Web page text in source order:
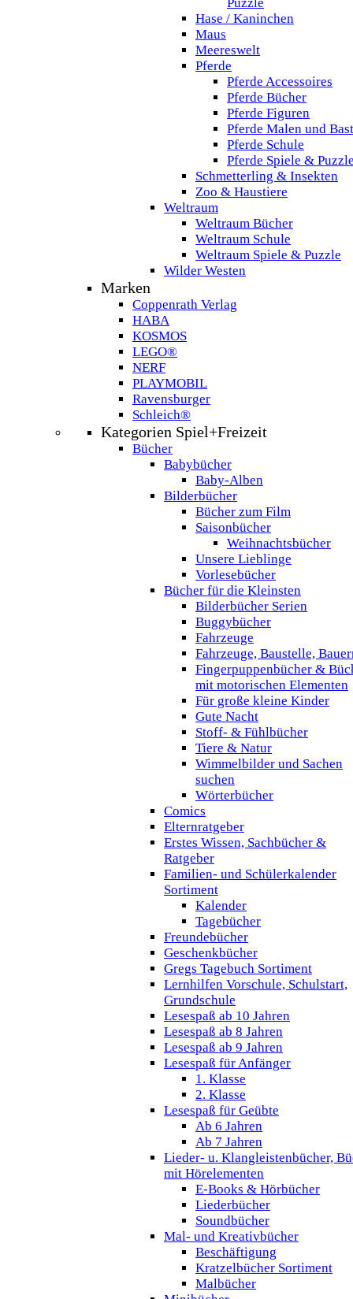
Hase / Kaninchen
Maus
Meereswelt
Pferde
Pferde Accessoires
Pferde Bücher
Pferde Figuren
Pferde Malen und
Pferde Schule
Pferde Spiele &
Schmetterling & Insekten
Zoo & Haustiere
Weltraum
Weltraum Bücher
Weltraum Schule
Weltraum Spiele & Puzzle
Wilder Westen
Marken
Coppenrath Verlag
HABA
KOSMOS
LEGO®
NERF
PLAYMOBIL
Ravensburger
Schleich®
Kategorien Spiel+Freizeit
Bücher
Babybücher
Baby-Alben
Bilderbücher
Bücher zum Film
Saisonbücher
Weihnachtsbücher
Unsere Lieblinge
Vorlesebücher
Bücher für die Kleinsten
Bilderbücher Serien
Buggybücher
Fahrzeuge
Fahrzeuge, Baustelle,
Fingerpuppenbücher &
mit motorischen Elementen
Für große kleine Kinder
Gute Nacht
Stoff- & Fühlbücher
Tiere & Natur
Wimmelbilder und Sachen
suchen
Wörterbücher
Comics
Elternratgeber
Erstes Wissen, Sachbücher &
Ratgeber
Familien- und Schülerkalender
Sortiment
Kalender
Tagebücher
Freundebücher
Geschenkbücher
Gregs Tagebuch Sortiment
Lernhilfen Vorschule, Schulstart,
Grundschule
Lesespaß ab 10 Jahren
Lesespaß ab 8 Jahren
Lesespaß ab 9 Jahren
Lesespaß für Anfänger
1. Klasse
2. Klasse
Lesespaß für Geübte
Ab 6 Jahren
Ab 7 Jahren
Lieder- u. Klangleistenbücher,
mit Hörelementen
E-Books & Hörbücher
Liederbücher
Soundbücher
Mal- und Kreativbücher
Beschäftigung
Kratzelbücher Sortiment
Malbücher